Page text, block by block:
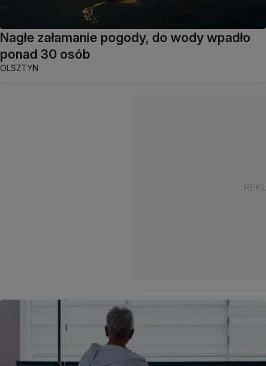
Nagłe załamanie pogody, do wody wpadło
ponad 30 osób
OLSZTYN